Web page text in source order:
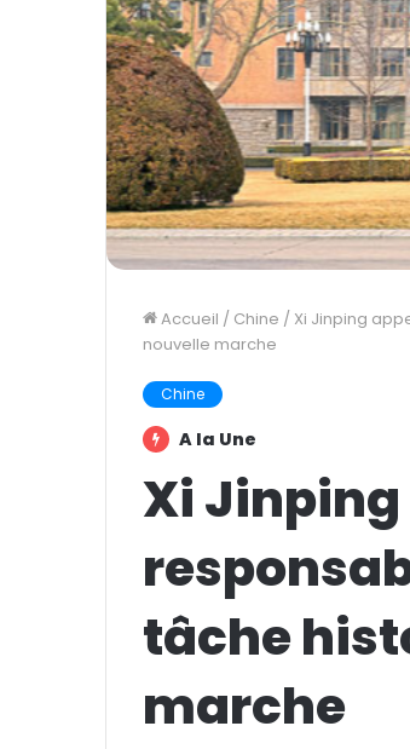
Accueil / Chine / Xi Jinping
nouvelle marche
Chine
A la Une
Xi Jinping
tâche
marche